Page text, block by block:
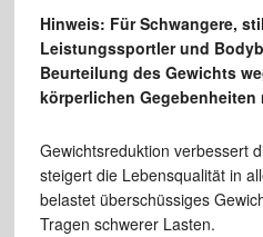
Hinweis: Für Schwangere,
Leistungssportler und
Beurteilung des Gewichts
körperlichen Gegebenheiten
Gewichtsreduktion verbessert
steigert die Lebensqualität in
belastet überschüssiges
Tragen schwerer Lasten.